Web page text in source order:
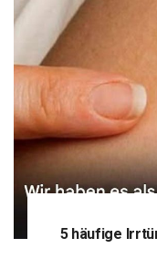
5 häufige